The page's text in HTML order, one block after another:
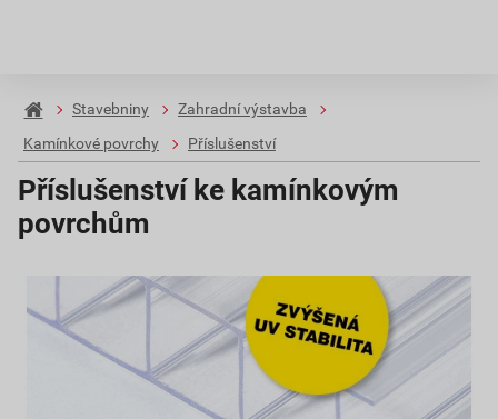
Stavebniny
Zahradní výstavba
Kamínkové povrchy
Příslušenství
Příslušenství ke kamínkovým
povrchům